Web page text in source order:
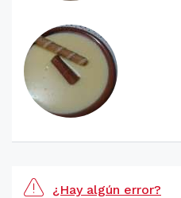
¿Hay algún error?